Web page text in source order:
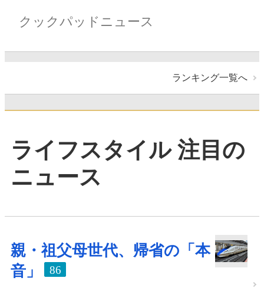
クックパッドニュース
ランキング一覧へ
ライフスタイル 注目の
ニュース
親・祖父母世代、帰省の「本
音」
86